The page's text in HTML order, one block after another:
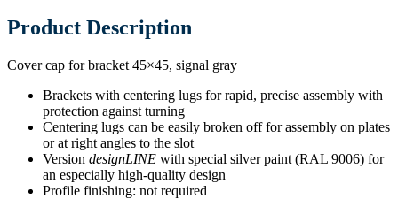
Product Description
Cover cap for bracket 45×45, signal gray
Brackets with centering lugs for rapid, precise assembly with
protection against turning
Centering lugs can be easily broken off for assembly on plates
or at right angles to the slot
Version designLINE with special silver paint (RAL 9006) for
an especially high-quality design
Profile finishing: not required